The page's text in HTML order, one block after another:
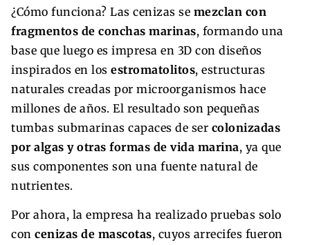
¿Cómo funciona? Las cenizas se mezclan con
fragmentos de conchas marinas, formando una
base que luego es impresa en 3D con diseños
inspirados en los estromatolitos, estructuras
naturales creadas por microorganismos hace
millones de años. El resultado son pequeñas
tumbas submarinas capaces de ser colonizadas
por algas y otras formas de vida marina, ya que
sus componentes son una fuente natural de
nutrientes.
Por ahora, la empresa ha realizado pruebas solo
con cenizas de mascotas, cuyos arrecifes fueron